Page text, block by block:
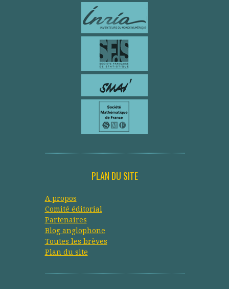
PLAN DU SITE
A propos
Comité éditorial
Partenaires
Blog anglophone
Toutes les brèves
Plan du site